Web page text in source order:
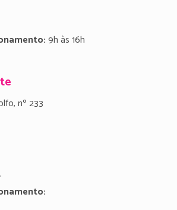
9h às 16h
nº 233